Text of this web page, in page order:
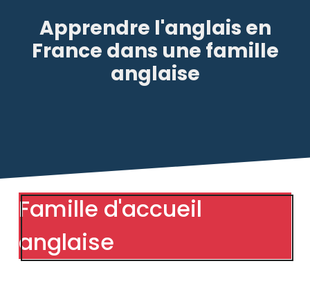
Apprendre l'anglais en
France dans une famille
anglaise
Famille d'accueil
anglaise